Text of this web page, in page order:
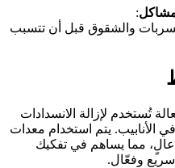
:
والشقوق قبل أن تتسبب
تُستخدم لإزالة الانسدادات
الأنابيب. يتم استخدام معدات
مما يساهم في تفكيك
سريع وفعّال.